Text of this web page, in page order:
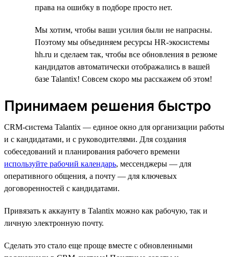
права на ошибку в подборе просто нет.
Мы хотим, чтобы ваши усилия были не напрасны.
Поэтому мы объединяем ресурсы HR-экосистемы
hh.ru и сделаем так, чтобы все обновления в резюме
кандидатов автоматически отображались в вашей
базе Talantix! Совсем скоро мы расскажем об этом!
Принимаем решения быстро
CRM-система Talantix — единое окно для организации работы
и с кандидатами, и с руководителями. Для создания
собеседований и планирования рабочего времени
используйте рабочий календарь, мессенджеры — для
оперативного общения, а почту — для ключевых
договоренностей с кандидатами.
Привязать к аккаунту в Talantix можно как рабочую, так и
личную электронную почту.
Сделать это стало еще проще вместе с обновленными